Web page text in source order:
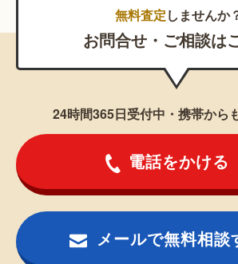
無料査定しませんか
お問合せ・ご相談は
24時間365日受付中・携帯から
電話をかける
メールで無料相談